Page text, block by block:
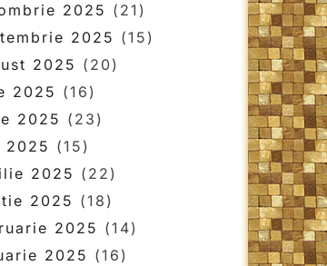
2025 (21)
2025 (15)
2025 (20)
2025 (16)
2025 (23)
2025 (15)
2025 (22)
2025 (18)
2025 (14)
2025 (16)